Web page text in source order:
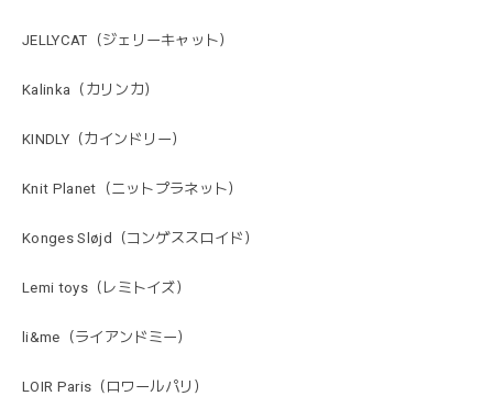
JELLYCAT（ジェリーキャット）
Kalinka（カリンカ）
KINDLY（カインドリー）
Knit Planet（ニットプラネット）
Konges Sløjd（コンゲススロイド）
Lemi toys（レミトイズ）
li&me（ライアンドミー）
LOIR Paris（ロワールパリ）